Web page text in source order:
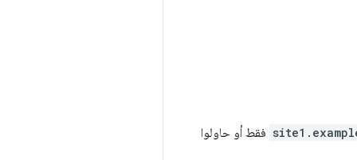
فقط أو حاولوا